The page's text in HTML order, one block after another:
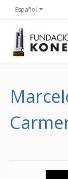
Español